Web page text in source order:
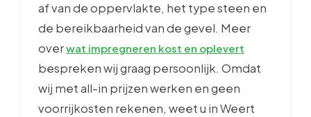
af van de oppervlakte, het type steen en
de bereikbaarheid van de gevel. Meer
overwat impregneren kost en oplevert
bespreken wij graag persoonlijk. Omdat
wij met all-in prijzen werken en geen
voorrijkosten rekenen, weet u in Weert